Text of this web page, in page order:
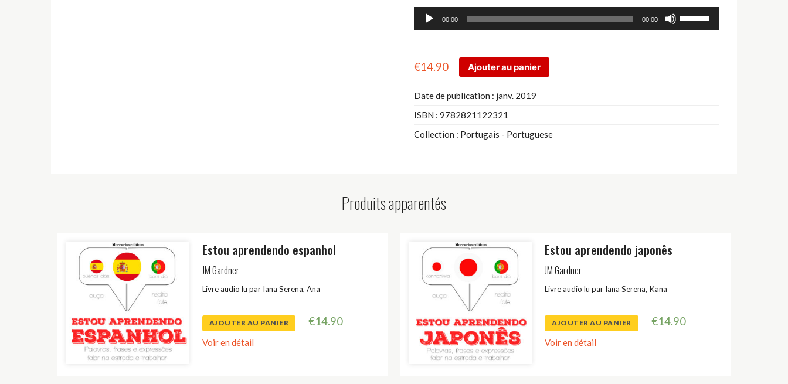
Lecteur
audio
00:00 00:00
€14.90 Ajouter au panier
Date de publication : janv. 2019
ISBN : 9782821122321
Collection : Portugais - Portuguese
Produits apparentés
Estou aprendendo espanhol
JM Gardner
Livre audio lu par Iana Serena, Ana
AJOUTER AU PANIER €14.90
Voir en détail
Estou aprendendo japonês
JM Gardner
Livre audio lu par Iana Serena, Kana
AJOUTER AU PANIER €14.90
Voir en détail